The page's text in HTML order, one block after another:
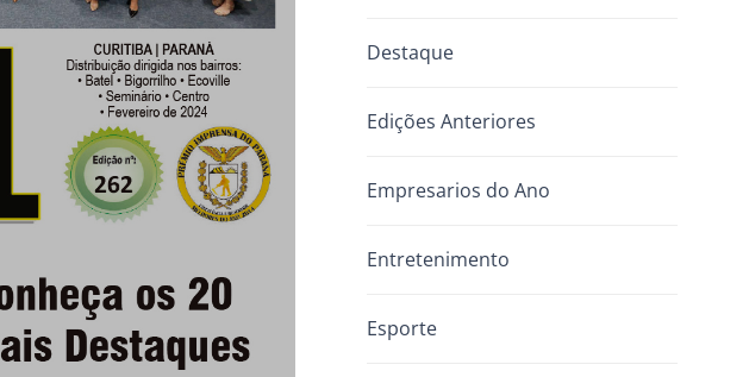
Destaque
Edições Anteriores
Empresarios do Ano
Entretenimento
Esporte